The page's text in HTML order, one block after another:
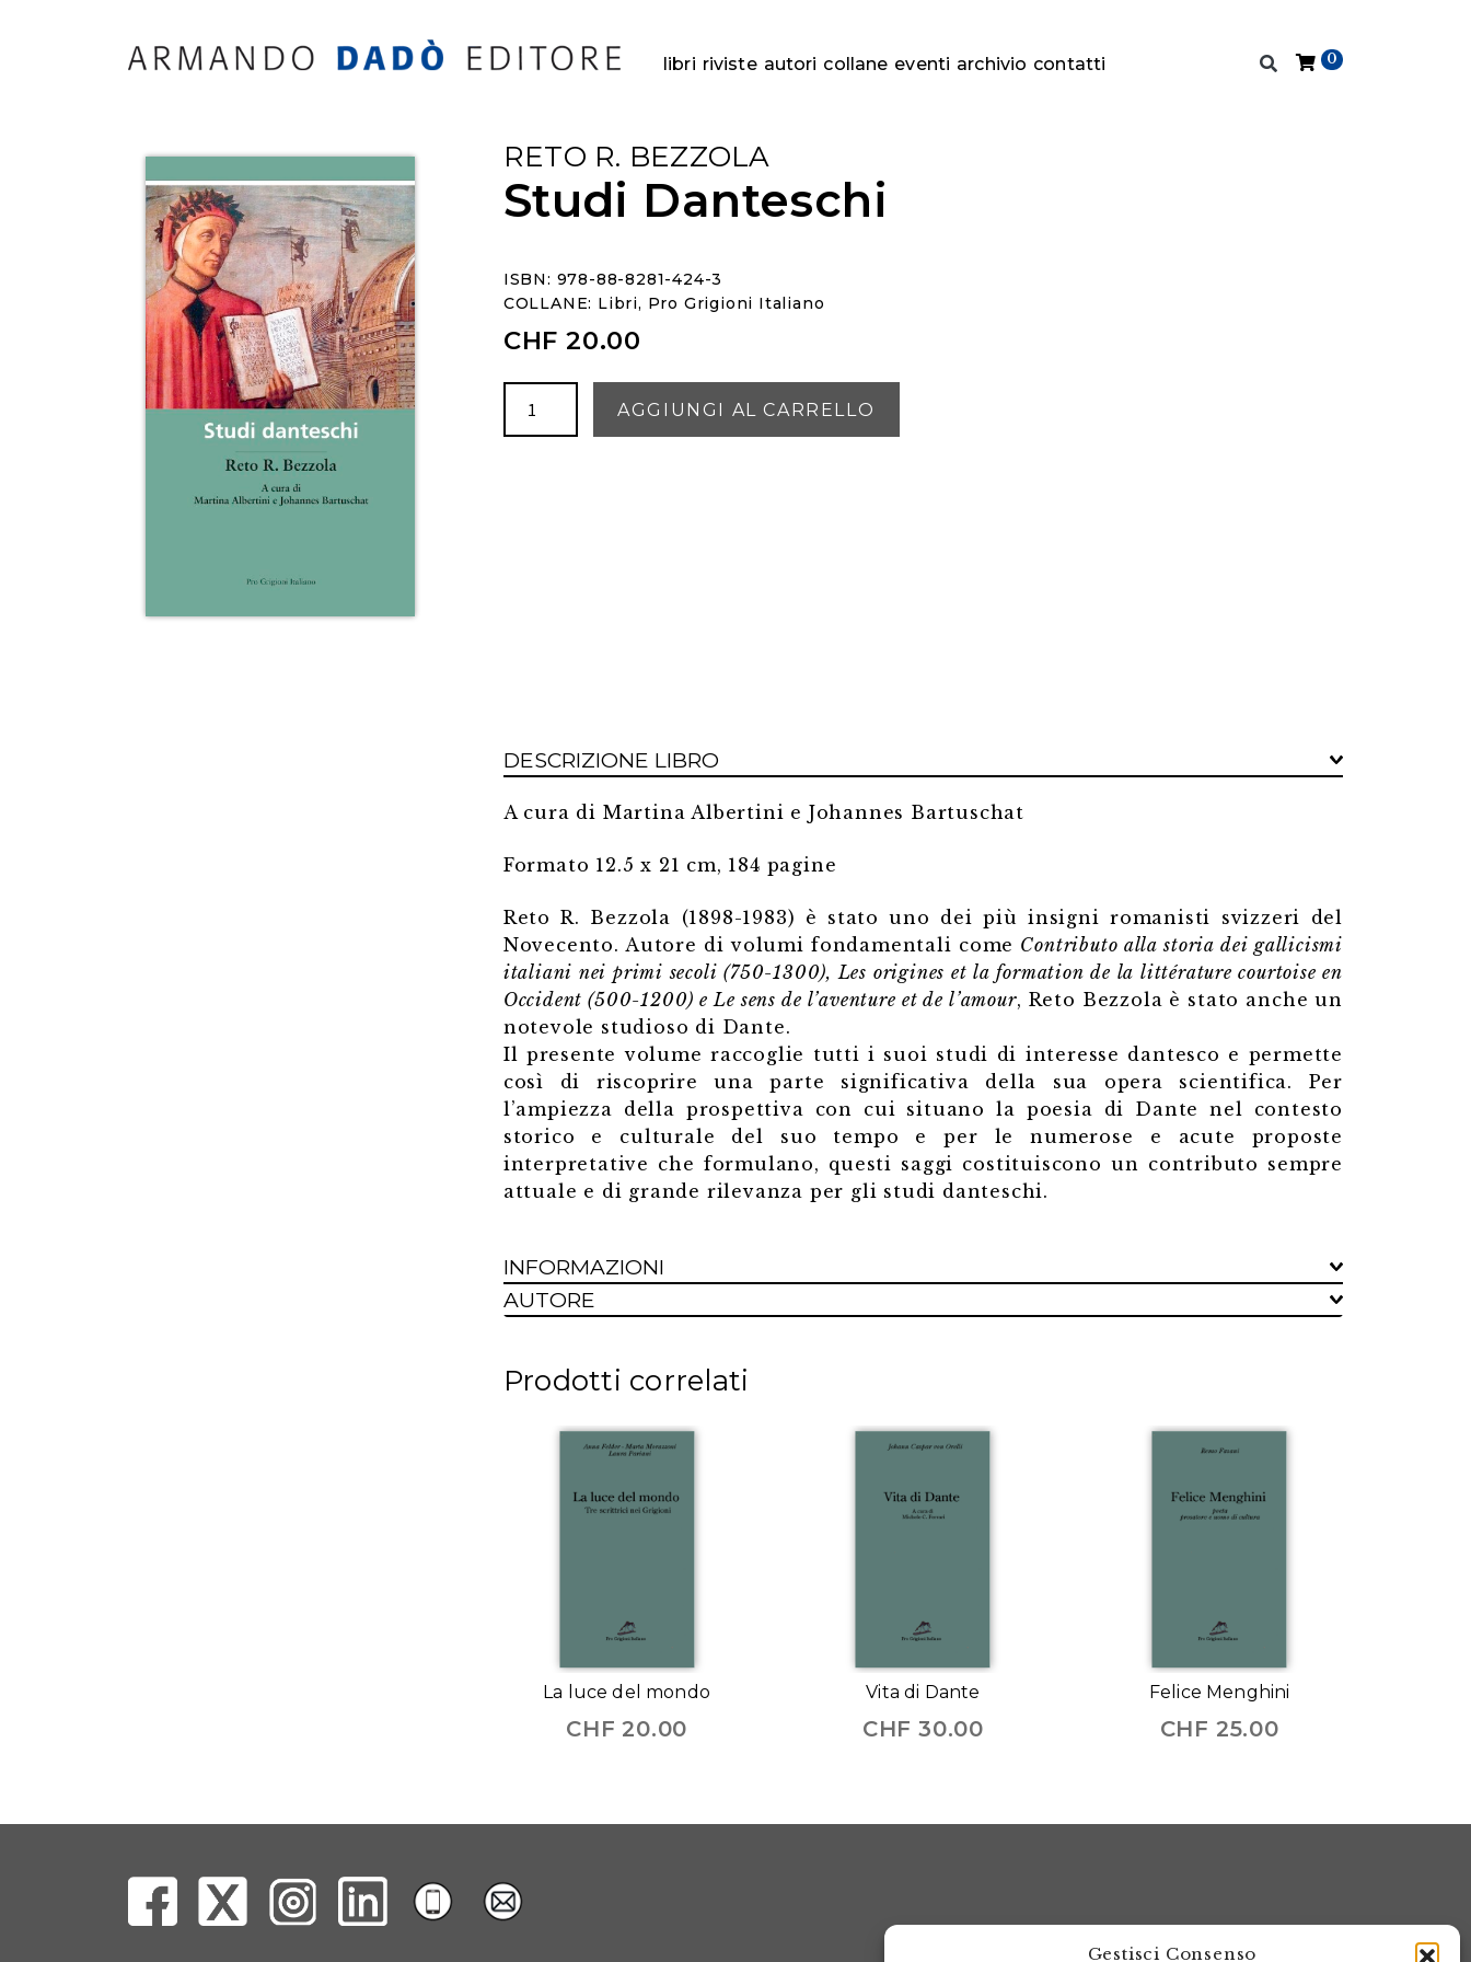
Gestisci Consenso
libri riviste autori collane eventi archivio contatti 0
RETO R. BEZZOLA
Studi Danteschi
ISBN: 978-88-8281-424-3
COLLANE: Libri, Pro Grigioni Italiano
CHF 20.00
Danteschi
AGGIUNGI AL CARRELLO
DESCRIZIONE LIBRO
A cura di Martina Albertini e Johannes Bartuschat
Formato 12.5 x 21 cm, 184 pagine
Reto R. Bezzola (1898-1983) è stato uno dei più insigni romanisti svizzeri del
Novecento. Autore di volumi fondamentali come Contributo alla storia dei gallicismi
italiani nei primi secoli (750-1300), Les origines et la formation de la littérature courtoise en
Occident (500-1200) e Le sens de l’aventure et de l’amour, Reto Bezzola è stato anche un
notevole studioso di Dante.
Il presente volume raccoglie tutti i suoi studi di interesse dantesco e permette
così di riscoprire una parte significativa della sua opera scientifica. Per
l’ampiezza della prospettiva con cui situano la poesia di Dante nel contesto
storico e culturale del suo tempo e per le numerose e acute proposte
interpretative che formulano, questi saggi costituiscono un contributo sempre
attuale e di grande rilevanza per gli studi danteschi.
INFORMAZIONI
AUTORE
Prodotti correlati
La luce del mondo
CHF 20.00
Vita di Dante
CHF 30.00
Felice Menghini
CHF 25.00